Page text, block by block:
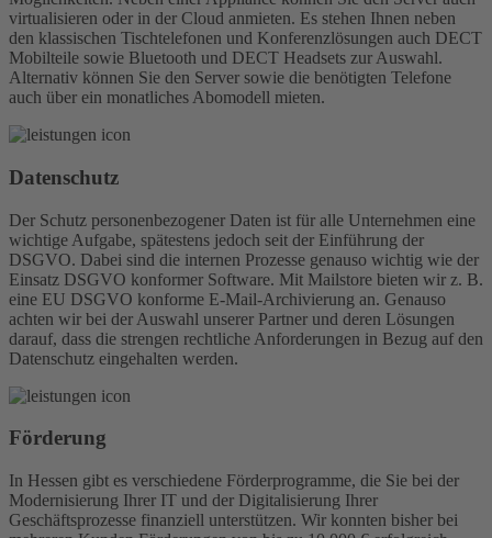
virtualisieren oder in der Cloud anmieten. Es stehen Ihnen neben
den klassischen Tischtelefonen und Konferenzlösungen auch DECT
Mobilteile sowie Bluetooth und DECT Headsets zur Auswahl.
Alternativ können Sie den Server sowie die benötigten Telefone
auch über ein monatliches Abomodell mieten.
Daten­schutz
Der Schutz personenbezogener Daten ist für alle Unternehmen eine
wichtige Aufgabe, spätestens jedoch seit der Einführung der
DSGVO. Dabei sind die internen Prozesse genauso wichtig wie der
Einsatz DSGVO konformer Software. Mit Mailstore bieten wir z. B.
eine EU DSGVO konforme E-Mail-Archivierung an. Genauso
achten wir bei der Auswahl unserer Partner und deren Lösungen
darauf, dass die strengen rechtliche Anforderungen in Bezug auf den
Datenschutz eingehalten werden.
Förderung
In Hessen gibt es verschiedene Förderprogramme, die Sie bei der
Modernisierung Ihrer IT und der Digitalisierung Ihrer
Geschäftsprozesse finanziell unterstützen. Wir konnten bisher bei